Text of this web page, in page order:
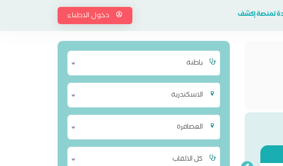
لمنصة إكشف دخول الاطباء
باطنة
الاسكندرية
العصافرة
كل الالقاب